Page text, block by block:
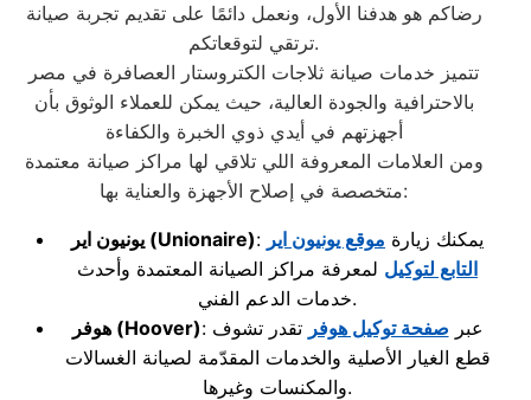
رضاكم هو هدفنا الأول، ونعمل دائمًا على تقديم تجربة صيانة
ترتقي لتوقعاتكم.
تتميز خدمات صيانة ثلاجات الكتروستار العصافرة في مصر
بالاحترافية والجودة العالية، حيث يمكن للعملاء الوثوق بأن
أجهزتهم في أيدي ذوي الخبرة والكفاءة
ومن العلامات المعروفة اللي تلاقي لها مراكز صيانة معتمدة
متخصصة في إصلاح الأجهزة والعناية بها:
يونيون اير (Unionaire) : يمكنك زيارة موقع يونيون اير
التابع لتوكيل لمعرفة مراكز الصيانة المعتمدة وأحدث
خدمات الدعم الفني.
هوفر(Hoover) : عبر صفحة توكيل هوفر تقدر تشوف
قطع الغيار الأصلية والخدمات المقدّمة لصيانة الغسالات
والمكنسات وغيرها.